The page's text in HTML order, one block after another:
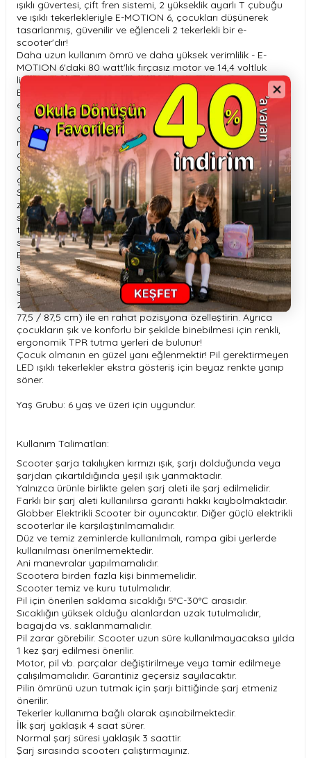
ışıklı güvertesi, çift fren sistemi, 2 yükseklik ayarlı T çubuğu
ve ışıklı tekerlekleriyle E-MOTION 6, çocukları düşünerek
tasarlanmış, güvenilir ve eğlenceli 2 tekerlekli bir e-
scooter'dır!
Daha uzun kullanım ömrü ve daha yüksek verimlilik - E-
MOTION 6'daki 80 watt'lık fırçasız motor ve 14,4 voltluk
lityum pil ile oyunun adı bu.
Basit bir tekmeyle çalıştırılan, gençler için 2 tekerlekli, ışıklı
elektrikli scooter'ımıza binmek ve tüm gün oynamak son
derece güvenli ve kolaydır!
Güvenlik için tasarlanan E-MOTION 6, 2 adet yerleşik hız
modu (0-6km/s ve 0-10km/s) ve gidonda bulunan çocuk
dostu, düğmeli gaz kelebeği ile çocukların ellerini T-bardan
ayırmadan sabit hızlarda seyredebilmelerini sağlayarak
güvenli hız ve direksiyon hakimiyetini garantiliyor.
Sağlam, süper geniş güverte, çocukların ayaklarını her
zaman güvenli ve emniyetli bir şekilde gençler için elektrikli
scooter üzerinde tutabilmeleri için kaymayı önleyici silikon
tutma bandıyla birlikte gelir. Daha fazla görünürlük için, siz
seyir halindeyken güverte aydınlanır!
Ekstra güvenli sürüşler için E-MOTION 6 güçlü bir çift fren
sistemiyle gelir: E-ABS ve mekanik arka fren. Bunlar
yavaşlama mesafelerini azaltmak ve zamanında durmaları
sağlamak için birlikte çalışır.
2 yükseklik ayarlı, süper geniş alüminyum T çubuğu (yerden
77,5 / 87,5 cm) ile en rahat pozisyona özelleştirin. Ayrıca
çocukların şık ve konforlu bir şekilde binebilmesi için renkli,
ergonomik TPR tutma yerleri de bulunur!
Çocuk olmanın en güzel yanı eğlenmektir! Pil gerektirmeyen
LED ışıklı tekerlekler ekstra gösteriş için beyaz renkte yanıp
söner.
Yaş Grubu: 6 yaş ve üzeri için uygundur.
Kullanım Talimatları:
Scooter şarja takılıyken kırmızı ışık, şarjı dolduğunda veya
şarjdan çıkartıldığında yeşil ışık yanmaktadır.
Yalnızca ürünle birlikte gelen şarj aleti ile şarj edilmelidir.
Farklı bir şarj aleti kullanılırsa garanti hakkı kaybolmaktadır.
Globber Elektrikli Scooter bir oyuncaktır. Diğer güçlü elektrikli
scooterlar ile karşılaştırılmamalıdır.
Düz ve temiz zeminlerde kullanılmalı, rampa gibi yerlerde
kullanılması önerilmemektedir.
Ani manevralar yapılmamalıdır.
Scootera birden fazla kişi binmemelidir.
Scooter temiz ve kuru tutulmalıdır.
Pil için önerilen saklama sıcaklığı 5°C-30°C arasıdır.
Sıcaklığın yüksek olduğu alanlardan uzak tutulmalıdır,
bagajda vs. saklanmamalıdır.
Pil zarar görebilir. Scooter uzun süre kullanılmayacaksa yılda
1 kez şarj edilmesi önerilir.
Motor, pil vb. parçalar değiştirilmeye veya tamir edilmeye
çalışılmamalıdır. Garantiniz geçersiz sayılacaktır.
Pilin ömrünü uzun tutmak için şarjı bittiğinde şarj etmeniz
önerilir.
Tekerler kullanıma bağlı olarak aşınabilmektedir.
İlk şarj yaklaşık 4 saat sürer.
Normal şarj süresi yaklaşık 3 saattir.
Şarj sırasında scooterı çalıştırmayınız.